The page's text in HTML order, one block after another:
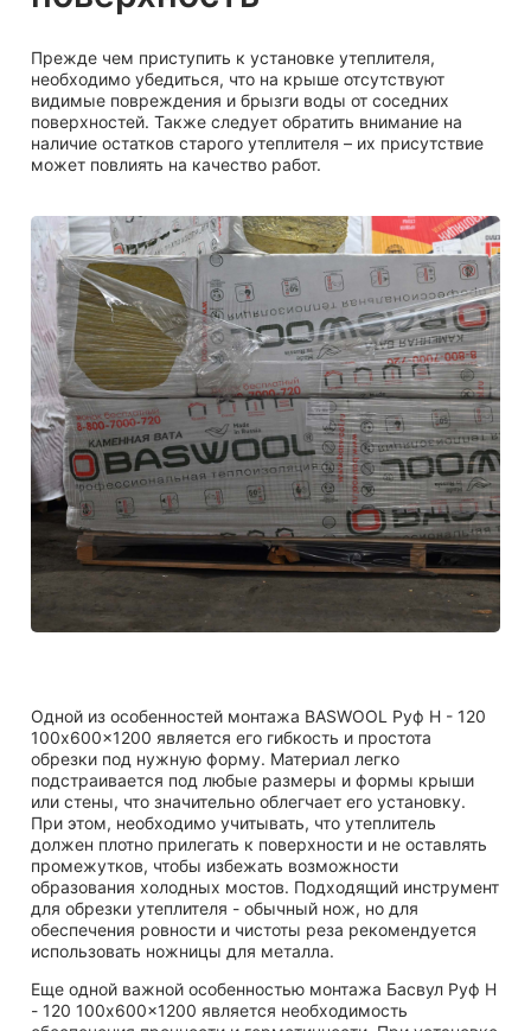
Прежде чем приступить к установке утеплителя,
необходимо убедиться, что на крыше отсутствуют
видимые повреждения и брызги воды от соседних
поверхностей. Также следует обратить внимание на
наличие остатков старого утеплителя – их присутствие
может повлиять на качество работ.
Одной из особенностей монтажа BASWOOL Руф Н - 120
100x600x1200 является его гибкость и простота
обрезки под нужную форму. Материал легко
подстраивается под любые размеры и формы крыши
или стены, что значительно облегчает его установку.
При этом, необходимо учитывать, что утеплитель
должен плотно прилегать к поверхности и не оставлять
промежутков, чтобы избежать возможности
образования холодных мостов. Подходящий инструмент
для обрезки утеплителя - обычный нож, но для
обеспечения ровности и чистоты реза рекомендуется
использовать ножницы для металла.
Еще одной важной особенностью монтажа Басвул Руф Н
- 120 100x600x1200 является необходимость